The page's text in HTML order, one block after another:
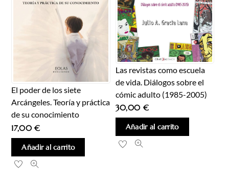
El poder de los siete
Arcángeles. Teoría y práctica
de su conocimiento
17,00€
Añadir al carrito
Las revistas como escuela
de vida. Diálogos sobre el
cómic adulto (1985-2005)
30,00 €
Añadir al carrito